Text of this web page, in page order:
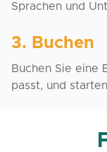
Sprachen und
3. Buchen
Buchen Sie eine
passt, und